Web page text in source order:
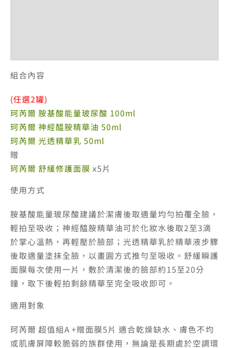
組合內容
(任選2罐)
珂芮爾 胺基酸能量玻尿酸 100ml
珂芮爾 神經醯胺精華油 50ml
珂芮爾 光透精華乳 50ml
贈
珂芮爾 舒緩修護面膜 x5片
使用方式
胺基酸能量玻尿酸建議於潔膚後取適量均勻拍覆全臉，
輕拍至吸收；神經醯胺精華油可於化妝水後取2至3滴
於掌心溫熱，再輕壓於臉部；光透精華乳於精華液步驟
後取適量塗抹全臉，以畫圓方式推勻至吸收。舒緩瞬護
面膜每次使用一片，敷於清潔後的臉部約15至20分
鐘，取下後輕拍剩餘精華至完全吸收即可。
適用對象
珂芮爾 超值組A +贈面膜5片 適合乾燥缺水、膚色不均
或肌膚屏障較脆弱的族群使用，無論是長期處於空調環